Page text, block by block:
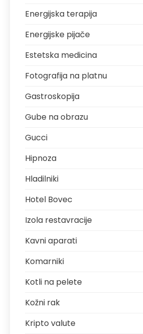
Energijska terapija
Energijske pijače
Estetska medicina
Fotografija na platnu
Gastroskopija
Gube na obrazu
Gucci
Hipnoza
Hladilniki
Hotel Bovec
Izola restavracije
Kavni aparati
Komarniki
Kotli na pelete
Kožni rak
Kripto valute